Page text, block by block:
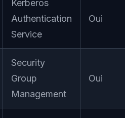
Kerberos
Authentication
Service
Oui
Security
Group
Management
Oui